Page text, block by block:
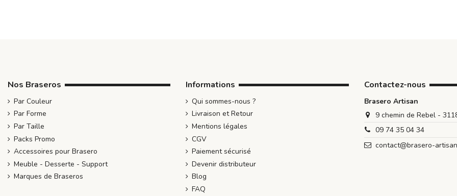
Nos Braseros
Par Couleur
Par Forme
Par Taille
Packs Promo
Accessoires pour Brasero
Meuble - Desserte - Support
Marques de Braseros
Informations
Qui sommes-nous ?
Livraison et Retour
Mentions légales
CGV
Paiement sécurisé
Devenir distributeur
Blog
FAQ
Contactez-nous
Brasero Artisan
9 chemin de Rebel -
09 74 35 04 34
contact@brasero-